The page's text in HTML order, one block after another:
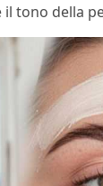
tono della